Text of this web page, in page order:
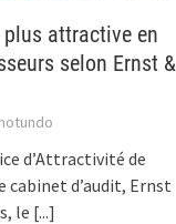
plus attractive en
selon Ernst &
d’Attractivité de
cabinet d’audit, Ernst
le [...]